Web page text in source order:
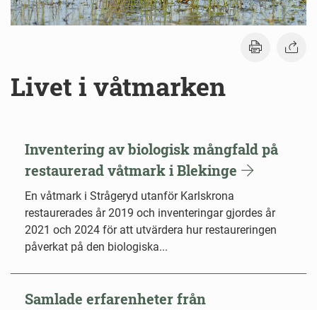
Livet i våtmarken
Inventering av biologisk mångfald på
restaurerad våtmark i Blekinge
En våtmark i Strågeryd utanför Karlskrona
restaurerades år 2019 och inventeringar gjordes år
2021 och 2024 för att utvärdera hur restaureringen
påverkat på den biologiska...
Samlade erfarenheter från